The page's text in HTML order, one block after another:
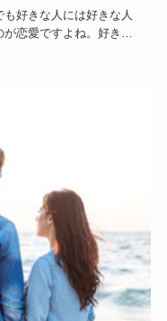
好きな人には好きな人
恋愛ですよね。好きな